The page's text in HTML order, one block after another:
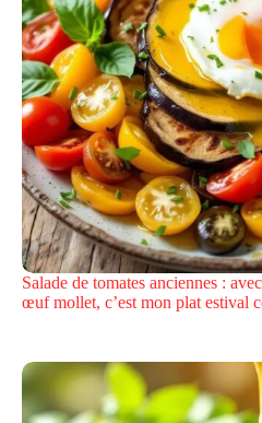
Salade de tomates anciennes :
œuf mollet, c’est mon plat estival